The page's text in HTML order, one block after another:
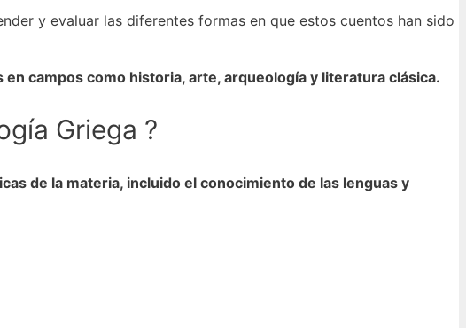
y evaluar las diferentes formas en que estos cuentos han sido
campos como historia, arte, arqueología y literatura clásica.
Griega ?
de la materia, incluido el conocimiento de las lenguas y